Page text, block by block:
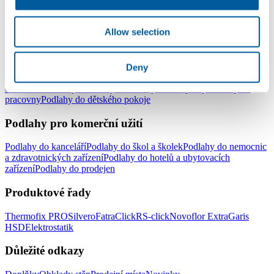
Allow selection
Deny
Lepené vinylové podlahyPlovoucí vinylové podlahy - clickVinylové
Elektrostatické podlahy
Podlahy pro domácnost
do ložnice
pracovnyPodlahy do dětského pokoje
Podlahy pro komerční užití
Podlahy do kanceláříPodlahy do škol a školekPodlahy do nemocnic
a zdravotnických zařízeníPodlahy do hotelů a ubytovacích
zařízeníPodlahy do prodejen
Produktové řady
Thermofix PROSilveroFatraClickRS-clickNovoflor ExtraGaris
HSDElektrostatik
Důležité odkazy